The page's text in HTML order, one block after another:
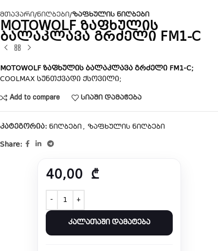
მთავარი ნიღბები ზაფხულის ნიღბები
MOTOWOLF ზაფხულის
ბალაკლავა გრძელი FM1-C
MOTOWOLF ზაფხულის ბალაკლავა გრძელი FM1-C;
COOLMAX სუნთქვადი ქსოვილი;
Add to compare სიაში დამატება
კატეგორია: ნიღბები , ზაფხულის ნიღბები
Share:
40,00 ₾
ᲙᲐᲚᲐᲗᲐᲨᲘ ᲓᲐᲛᲐᲢᲔᲑᲐ